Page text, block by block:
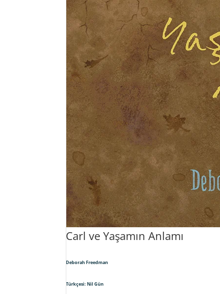
Carl ve Yaşamın Anlamı
Deborah Freedman
Türkçesi: Nil Gün